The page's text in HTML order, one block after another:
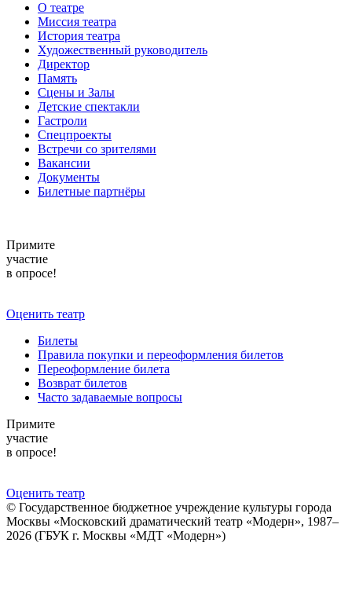
О театре
Миссия театра
История театра
Художественный руководитель
Директор
Память
Сцены и Залы
Детские спектакли
Гастроли
Спецпроекты
Встречи со зрителями
Вакансии
Документы
Билетные партнёры
Примите
участие
в опросе!
Оценить театр
Билеты
Правила покупки и переоформления билетов
Переоформление билета
Возврат билетов
Часто задаваемые вопросы
Примите
участие
в опросе!
Оценить театр
© Государственное бюджетное учреждение культуры города
Москвы «Московский драматический театр «Модерн», 1987–
2026 (ГБУК г. Москвы «МДТ «Модерн»)